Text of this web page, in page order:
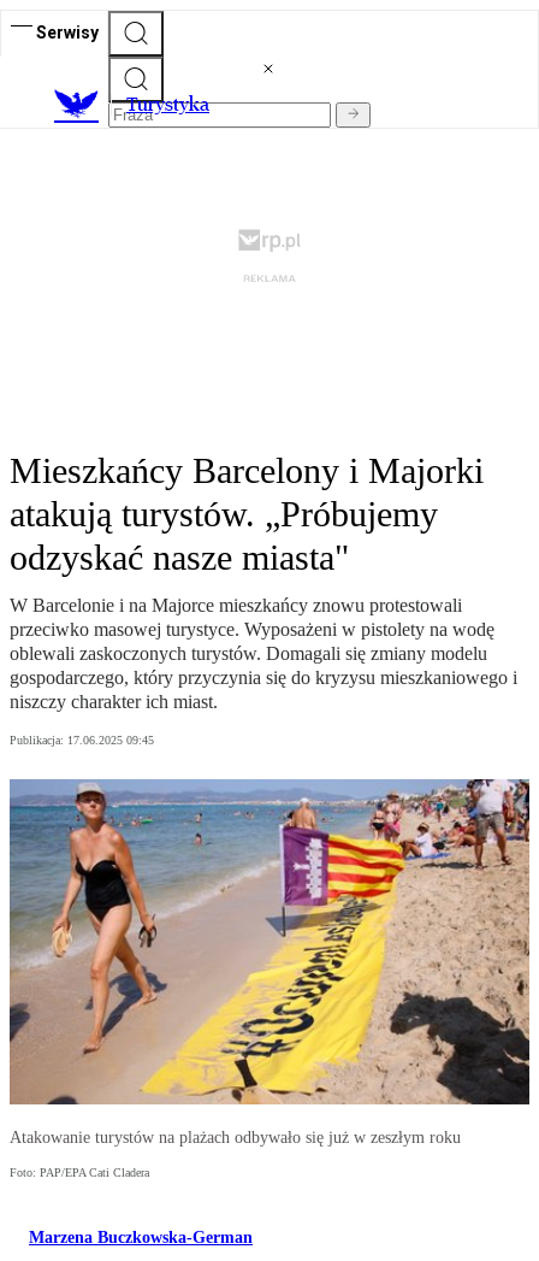
Serwisy
Turystyka
Mieszkańcy Barcelony i Majorki
atakują turystów. „Próbujemy
odzyskać nasze miasta"
W Barcelonie i na Majorce mieszkańcy znowu protestowali
przeciwko masowej turystyce. Wyposażeni w pistolety na wodę
oblewali zaskoczonych turystów. Domagali się zmiany modelu
gospodarczego, który przyczynia się do kryzysu mieszkaniowego i
niszczy charakter ich miast.
Publikacja: 17.06.2025 09:45
Atakowanie turystów na plażach odbywało się już w zeszłym roku
Foto: PAP/EPA Cati Cladera
Marzena Buczkowska-German